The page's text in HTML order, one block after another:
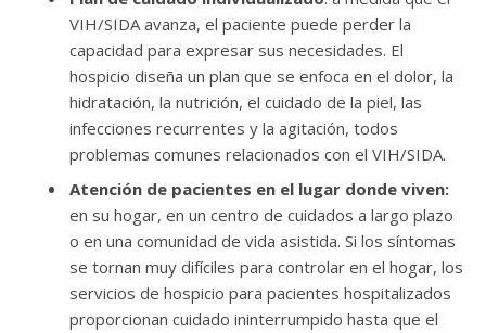
VIH/SIDA avanza, el paciente puede perder la
capacidad para expresar sus necesidades. El
hospicio diseña un plan que se enfoca en el dolor, la
hidratación, la nutrición, el cuidado de la piel, las
infecciones recurrentes y la agitación, todos
problemas comunes relacionados con el VIH/SIDA.
Atención de pacientes en el lugar donde viven:
en su hogar, en un centro de cuidados a largo plazo
o en una comunidad de vida asistida. Si los síntomas
se tornan muy difíciles para controlar en el hogar, los
servicios de hospicio para pacientes hospitalizados
proporcionan cuidado ininterrumpido hasta que el